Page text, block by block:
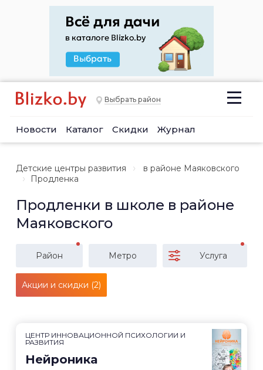
Выбрать район
Новости Каталог Скидки Журнал
Детские центры развития
в районе Маяковского
Продленка
Продленки в школе в районе
Маяковского
Район Метро Услуга
Акции и скидки (2)
ЦЕНТР ИННОВАЦИОННОЙ ПСИХОЛОГИИ И
РАЗВИТИЯ
Нейроника